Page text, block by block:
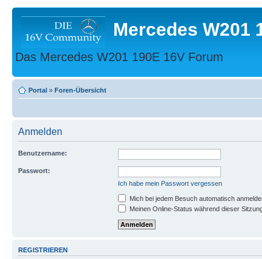
Mercedes W201
Das Mercedes W201 190E 16V Forum
Portal » Foren-Übersicht
Anmelden
Benutzername:
Passwort:
Ich habe mein Passwort vergessen
Mich bei jedem Besuch automatisch
Meinen Online-Status während dieser
REGISTRIEREN